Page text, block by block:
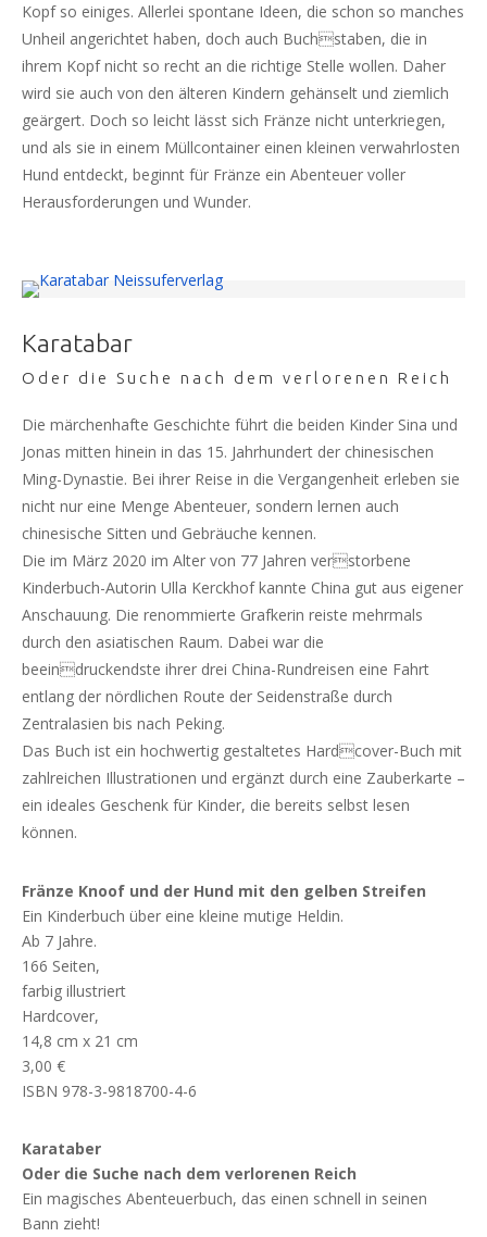
Kopf so einiges. Allerlei spontane Ideen, die schon so manches
Unheil angerichtet haben, doch auch Buchstaben, die in
ihrem Kopf nicht so recht an die richtige Stelle wollen. Daher
wird sie auch von den älteren Kindern gehänselt und ziemlich
geärgert. Doch so leicht lässt sich Fränze nicht unterkriegen,
und als sie in einem Müllcontainer einen kleinen verwahrlosten
Hund entdeckt, beginnt für Fränze ein Abenteuer voller
Herausforderungen und Wunder.
Karatabar
Oder die Suche nach dem verlorenen Reich
Die märchenhafte Geschichte führt die beiden Kinder Sina und
Jonas mitten hinein in das 15. Jahrhundert der chinesischen
Ming-Dynastie. Bei ihrer Reise in die Vergangenheit erleben sie
nicht nur eine Menge Abenteuer, sondern lernen auch
chinesische Sitten und Gebräuche kennen.
Die im März 2020 im Alter von 77 Jahren verstorbene
Kinderbuch-Autorin Ulla Kerckhof kannte China gut aus eigener
Anschauung. Die renommierte Grafkerin reiste mehrmals
durch den asiatischen Raum. Dabei war die
beeindruckendste ihrer drei China-Rundreisen eine Fahrt
entlang der nördlichen Route der Seidenstraße durch
Zentralasien bis nach Peking.
Das Buch ist ein hochwertig gestaltetes Hardcover-Buch mit
zahlreichen Illustrationen und ergänzt durch eine Zauberkarte –
ein ideales Geschenk für Kinder, die bereits selbst lesen
können.
Fränze Knoof und der Hund mit den gelben Streifen
Ein Kinderbuch über eine kleine mutige Heldin.
Ab 7 Jahre.
166 Seiten,
farbig illustriert
Hardcover,
14,8 cm x 21 cm
3,00 €
ISBN 978-3-9818700-4-6
Karataber
Oder die Suche nach dem verlorenen Reich
Ein magisches Abenteuerbuch, das einen schnell in seinen
Bann zieht!